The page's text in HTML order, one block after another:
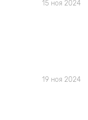
15 ноя 2024
19 ноя 2024